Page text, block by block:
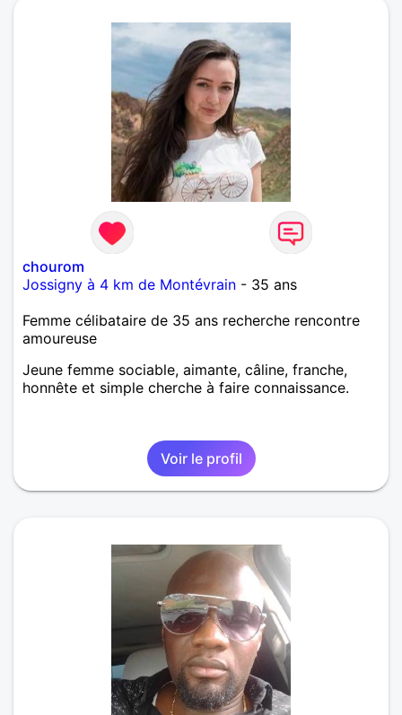
chourom
Jossigny à 4 km de Montévrain - 35 ans
Femme célibataire de 35 ans recherche rencontre
amoureuse
Jeune femme sociable, aimante, câline, franche,
honnête et simple cherche à faire connaissance.
Voir le profil